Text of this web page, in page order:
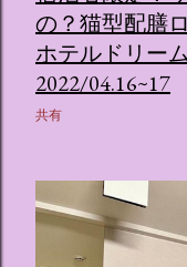
の？猫型配膳
ホテルドリー
2022/04.16~17
共有